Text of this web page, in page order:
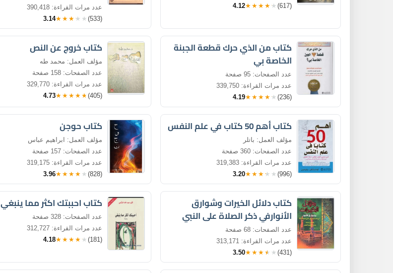
4.12★★★★★ (617)
عدد مرات القراءة: 390,418
3.14★★★★★ (533)
كتاب من الذي حرك قطعة الجبنة
الخاصة بي
عدد الصفحات: 95 صفحة
عدد مرات القراءة: 339,750
4.19★★★★★ (236)
كتاب خروج عن النص
مؤلف العمل: محمد طه
عدد الصفحات: 158 صفحة
عدد مرات القراءة: 329,770
4.73★★★★★ (405)
كتاب أهم 50 كتاب في علم النفس
مؤلف العمل: باتلر
عدد الصفحات: 360 صفحة
عدد مرات القراءة: 319,383
3.20★★★★★ (996)
كتاب حوجن
مؤلف العمل: ابراهيم عباس
عدد الصفحات: 157 صفحة
عدد مرات القراءة: 319,175
3.96★★★★★ (828)
كتاب دلائل الخيرات وشوارق
الأنوارفي ذكر الصلاة على النبي
عدد الصفحات: 68 صفحة
عدد مرات القراءة: 313,171
3.50★★★★★ (431)
كتاب احببتك اكثر مما ينبغي
عدد الصفحات: 328 صفحة
عدد مرات القراءة: 312,727
4.18★★★★★ (181)